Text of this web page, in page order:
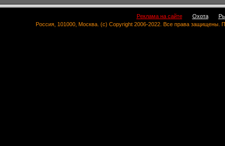
Реклама на сайте Охота
Россия, 101000, Москва. (c) Copyright 2006-2022. Все права защищены.